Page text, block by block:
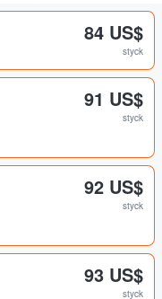
84 US$
styck
91 US$
styck
92 US$
styck
93 US$
styck